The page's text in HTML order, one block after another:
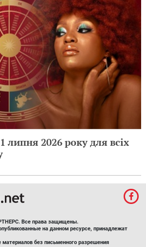
липня 2026 року для всіх
Все права защищены.
на данном ресурсе, принадлежат
материалов без письменного разрешения